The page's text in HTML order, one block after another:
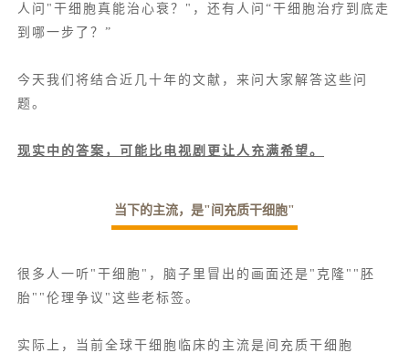
人问"干细胞真能治心衰？"，还有人问“干细胞治疗到底走
到哪一步了？”
今天我们将结合近几十年的文献，来问大家解答这些问
题。
现实中的答案，可能比电视剧更让人充满希望。
当下的主流，是"间充质干细胞"
很多人一听"干细胞"，脑子里冒出的画面还是"克隆""胚
胎""伦理争议"这些老标签。
实际上，当前全球干细胞临床的主流是间充质干细胞